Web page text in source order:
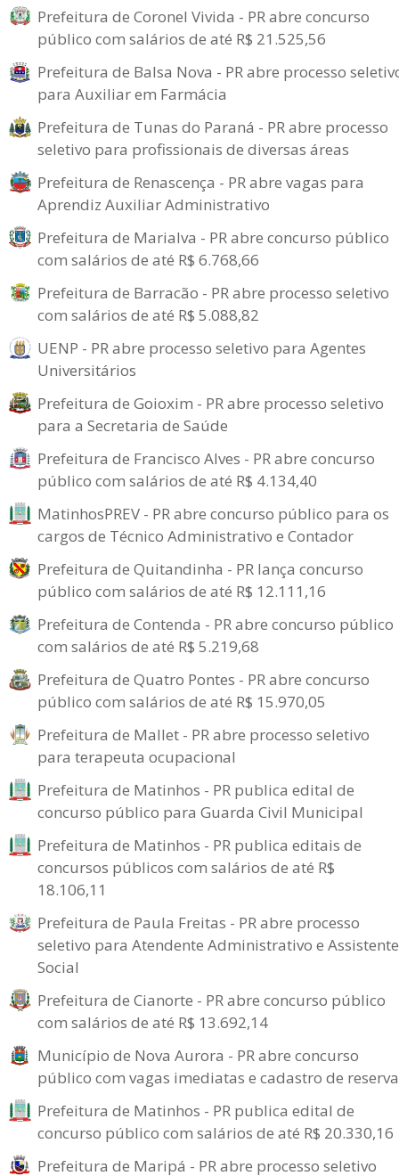
Prefeitura de Coronel Vivida - PR abre concurso
público com salários de até R$ 21.525,56
Prefeitura de Balsa Nova - PR abre processo
para Auxiliar em Farmácia
Prefeitura de Tunas do Paraná - PR abre processo
seletivo para profissionais de diversas áreas
Prefeitura de Renascença - PR abre vagas para
Aprendiz Auxiliar Administrativo
Prefeitura de Marialva - PR abre concurso público
com salários de até R$ 6.768,66
Prefeitura de Barracão - PR abre processo seletivo
com salários de até R$ 5.088,82
UENP - PR abre processo seletivo para Agentes
Universitários
Prefeitura de Goioxim - PR abre processo seletivo
para a Secretaria de Saúde
Prefeitura de Francisco Alves - PR abre concurso
público com salários de até R$ 4.134,40
MatinhosPREV - PR abre concurso público para os
cargos de Técnico Administrativo e Contador
Prefeitura de Quitandinha - PR lança concurso
público com salários de até R$ 12.111,16
Prefeitura de Contenda - PR abre concurso público
com salários de até R$ 5.219,68
Prefeitura de Quatro Pontes - PR abre concurso
público com salários de até R$ 15.970,05
Prefeitura de Mallet - PR abre processo seletivo
para terapeuta ocupacional
Prefeitura de Matinhos - PR publica edital de
concurso público para Guarda Civil Municipal
Prefeitura de Matinhos - PR publica editais de
concursos públicos com salários de até R$
18.106,11
Prefeitura de Paula Freitas - PR abre processo
seletivo para Atendente Administrativo e Assistente
Social
Prefeitura de Cianorte - PR abre concurso público
com salários de até R$ 13.692,14
Município de Nova Aurora - PR abre concurso
público com vagas imediatas e cadastro de reserva
Prefeitura de Matinhos - PR publica edital de
concurso público com salários de até R$ 20.330,16
Prefeitura de Maripá - PR abre processo seletivo